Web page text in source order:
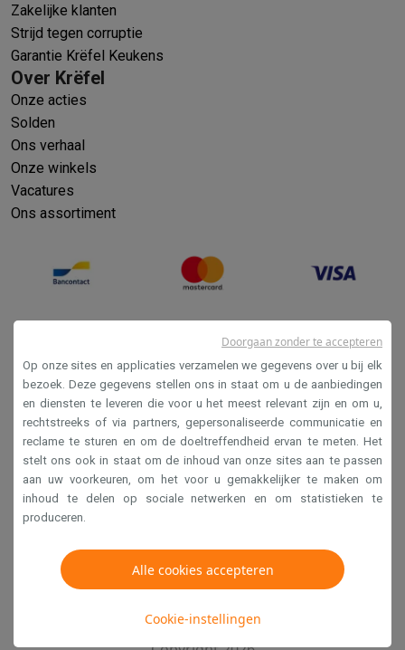
Zakelijke klanten
Strijd tegen corruptie
Garantie Krëfel Keukens
Over Krëfel
Onze acties
Solden
Ons verhaal
Onze winkels
Vacatures
Ons assortiment
Verkoopsvoorwaarden
Privacy
Disclaimer
Cookies
Krëfel NV - Steenstraat 44 - Industriezone 4 "T Sas",
1851 Humbeek, België
Op onze sites en applicaties verzamelen we gegevens over u bij elk
bezoek. Deze gegevens stellen ons in staat om u de aanbiedingen
en diensten te leveren die voor u het meest relevant zijn en om u,
rechtstreeks of via partners, gepersonaliseerde communicatie en
reclame te sturen en om de doeltreffendheid ervan te meten. Het
stelt ons ook in staat om de inhoud van onze sites aan te passen
aan uw voorkeuren, om het voor u gemakkelijker te maken om
inhoud te delen op sociale netwerken en om statistieken te
produceren.
Alle cookies accepteren
Cookie-instellingen
Doorgaan zonder te accepteren